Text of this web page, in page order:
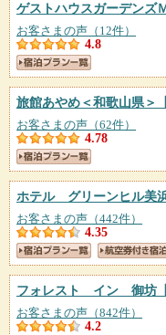
ゲストハウスガーデンズ
お客さまの声（12件）
4.8
旅館あやめ＜和歌山県＞
お客さまの声（62件）
4.78
ホテル グリーンヒル美
お客さまの声（442件）
4.35
フォレスト イン 御坊
お客さまの声（842件）
4.2